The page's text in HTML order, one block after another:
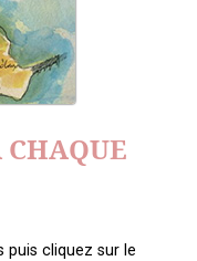
CHAQUE
puis cliquez sur le